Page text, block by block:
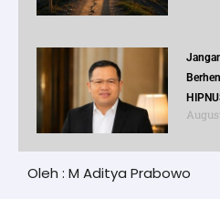
Oleh : M Aditya Prabowo